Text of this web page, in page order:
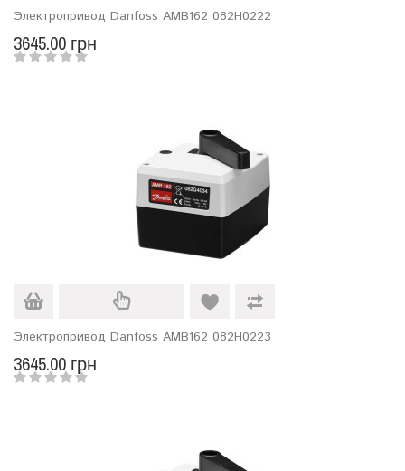
Электропривод Danfoss AMB162 082H0222
3645.00 грн
Электропривод Danfoss AMB162 082H0223
3645.00 грн